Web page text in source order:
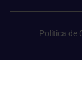
Política de